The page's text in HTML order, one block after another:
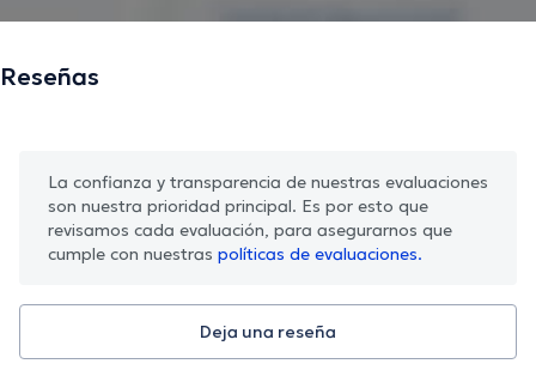
Reseñas
La confianza y transparencia de nuestras evaluaciones
son nuestra prioridad principal. Es por esto que
revisamos cada evaluación, para asegurarnos que
cumple con nuestras políticas de evaluaciones.
Deja una reseña